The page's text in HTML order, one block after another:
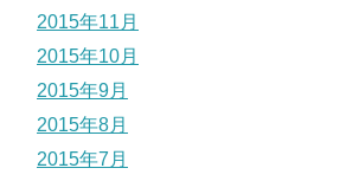
2015年11月
2015年10月
2015年9月
2015年8月
2015年7月